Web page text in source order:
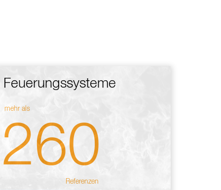
Feuerungssysteme
mehr als
260
Referenzen